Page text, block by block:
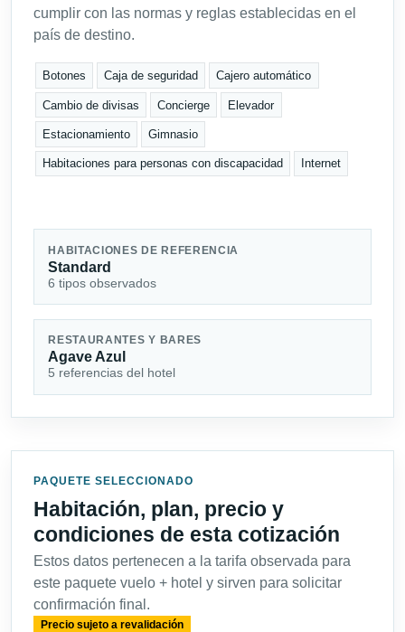
cumplir con las normas y reglas establecidas en el
país de destino.
Botones Caja de seguridad Cajero automático
Cambio de divisas Concierge Elevador
Estacionamiento Gimnasio
Habitaciones para personas con discapacidad Internet
HABITACIONES DE REFERENCIA
Standard
6 tipos observados
RESTAURANTES Y BARES
Agave Azul
5 referencias del hotel
PAQUETE SELECCIONADO
Habitación, plan, precio y
condiciones de esta cotización
Estos datos pertenecen a la tarifa observada para
este paquete vuelo + hotel y sirven para solicitar
confirmación final.
Precio sujeto a revalidación